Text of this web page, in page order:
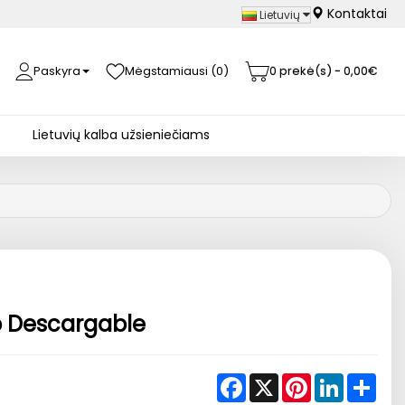
Lietuvių Kontaktai
Paskyra Mėgstamiausi (0) 0 prekė(s) - 0,00€
Lietuvių kalba užsieniečiams
Descargable
Facebook
X PinterestLinkedIn